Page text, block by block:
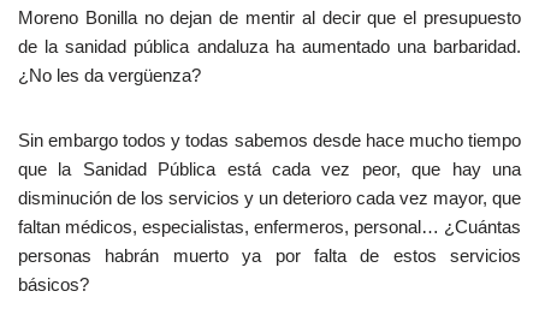
Moreno Bonilla no dejan de mentir al decir que el presupuesto
de la sanidad pública andaluza ha aumentado una barbaridad.
¿No les da vergüenza?
Sin embargo todos y todas sabemos desde hace mucho tiempo
que la Sanidad Pública está cada vez peor, que hay una
disminución de los servicios y un deterioro cada vez mayor, que
faltan médicos, especialistas, enfermeros, personal… ¿Cuántas
personas habrán muerto ya por falta de estos servicios
básicos?